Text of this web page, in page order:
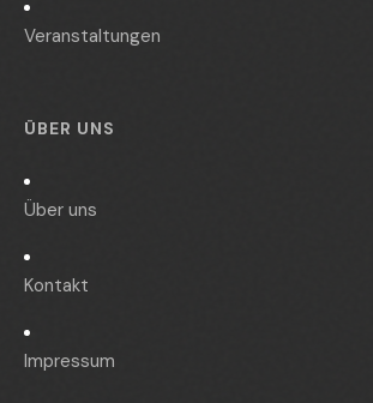
Veranstaltungen
ÜBER UNS
Über uns
Kontakt
Impressum